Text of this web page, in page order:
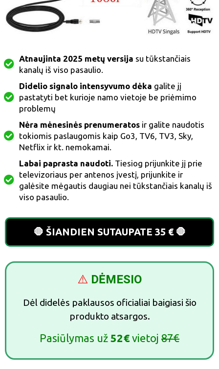
Atnaujinta 2025 metų versija su tūkstančiais
kanalų iš viso pasaulio.
Didelio signalo intensyvumo dėka galite jį
pastatyti bet kurioje namo vietoje be priėmimo
problemų
Nėra mėnesinės prenumeratos ir galite naudotis
tokiomis paslaugomis kaip Go3, TV6, TV3, Sky,
Netflix ir kt. nemokamai.
Labai paprasta naudoti. Tiesiog prijunkite jį prie
televizoriaus per antenos įvestį, prijunkite ir
galėsite mėgautis daugiau nei tūkstančiais kanalų iš
viso pasaulio.
🛑 ŠIANDIEN SUTAUPATE 35 € 🛑
⚠️ DĖMESIO
Dėl didelės paklausos oficialiai baigiasi šio
produkto atsargos.
Pasiūlymas už 52€ vietoj 87€